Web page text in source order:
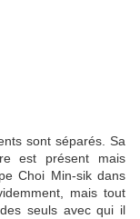
sont séparés. Sa
est présent mais
Choi Min-sik dans
mais tout
seuls avec qui il